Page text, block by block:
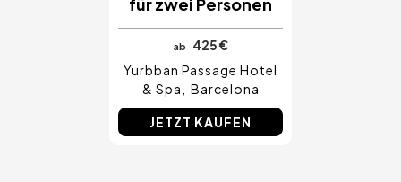
für zwei Personen
ab
425 €
Yurbban Passage Hotel
& Spa
Barcelona
JETZT KAUFEN